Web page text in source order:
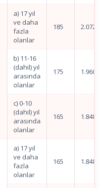
a) 17 yıl
ve daha
fazla
olanlar
185
b) 11-16
(dahil) yıl
arasında
olanlar
175
c) 0-10
(dahil) yıl
arasında
olanlar
165
a) 17 yıl
ve daha
fazla
olanlar
165